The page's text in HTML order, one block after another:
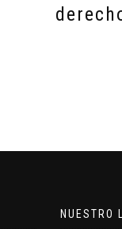
NUESTRO